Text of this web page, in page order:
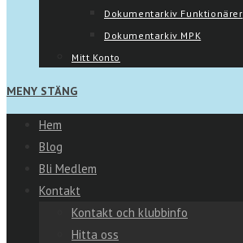
Dokumentarkiv Funktionärer
Dokumentarkiv MPK
Mitt Konto
MENY STÄNG
Hem
Blog
Bli Medlem
Kontakt
Kontakt och klubbinfo
Hitta oss